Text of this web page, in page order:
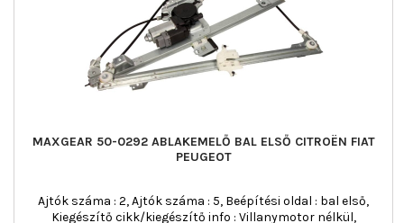
MAXGEAR 50-0292 ABLAKEMELŐ BAL ELSŐ CITROËN FIAT
PEUGEOT
Ajtók száma : 2, Ajtók száma : 5, Beépítési oldal : bal első,
Kiegészítő cikk/kiegészítő info : Villanymotor nélkül,